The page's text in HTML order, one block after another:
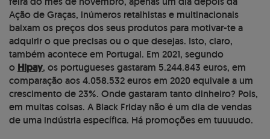
Ação de Graças, inúmeros retalhistas e multinacionais
baixam os preços dos seus produtos para motivar-te a
adquirir o que precisas ou o que desejas. Isto, claro,
também acontece em Portugal. Em 2021, segundo
o Hipay, os portugueses gastaram 5.244.843 euros, em
comparação aos 4.058.532 euros em 2020 equivale a um
crescimento de 23%. Onde gastaram tanto dinheiro? Pois,
em muitas coisas. A Black Friday não é um dia de vendas
de uma indústria específica. Há promoções em tuuuudo.